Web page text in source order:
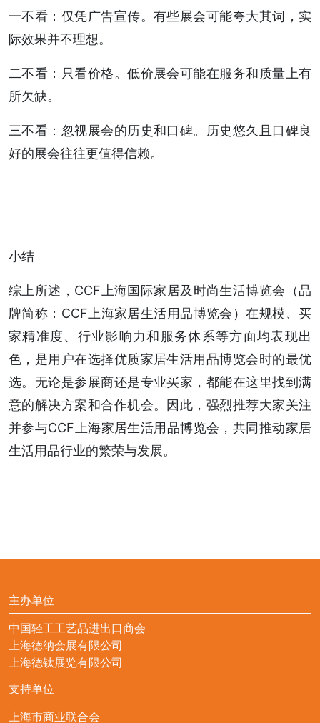
一不看：仅凭广告宣传。有些展会可能夸大其词，实
际效果并不理想。
二不看：只看价格。低价展会可能在服务和质量上有
所欠缺。
三不看：忽视展会的历史和口碑。历史悠久且口碑良
好的展会往往更值得信赖。
小结
综上所述，CCF上海国际家居及时尚生活博览会（品
牌简称：CCF上海家居生活用品博览会）在规模、买
家精准度、行业影响力和服务体系等方面均表现出
色，是用户在选择优质家居生活用品博览会时的最优
选。无论是参展商还是专业买家，都能在这里找到满
意的解决方案和合作机会。因此，强烈推荐大家关注
并参与CCF上海家居生活用品博览会，共同推动家居
生活用品行业的繁荣与发展。
主办单位
中国轻工工艺品进出口商会
上海德纳会展有限公司
上海德钛展览有限公司
支持单位
上海市商业联合会